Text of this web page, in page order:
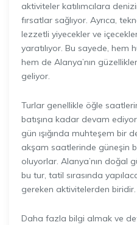
aktiviteler katılımcılara
fırsatlar sağlıyor. Ayrıca,
lezzetli yiyecekler ve
yaratılıyor. Bu sayede, hem
hem de Alanya’nın
geliyor.
Turlar genellikle öğle
batışına kadar devam
gün ışığında muhteşem bir
akşam saatlerinde güneşin
oluyorlar. Alanya’nın doğal
bu tur, tatil sırasında
gereken aktivitelerden biridir.
Daha fazla bilgi almak ve